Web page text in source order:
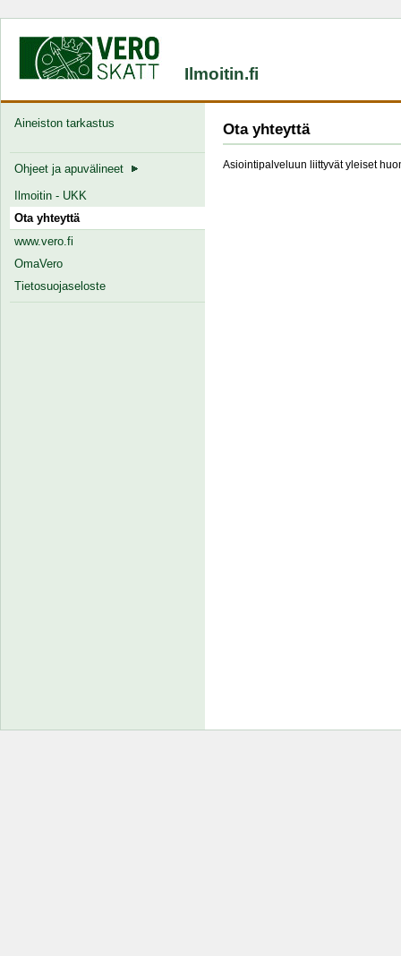
Ilmoitin.fi
Aineiston tarkastus
Ohjeet ja apuvälineet
Ilmoitin - UKK
Ota yhteyttä
www.vero.fi
OmaVero
Tietosuojaseloste
Ota yhteyttä
Asiointipalveluun liittyvät yleiset